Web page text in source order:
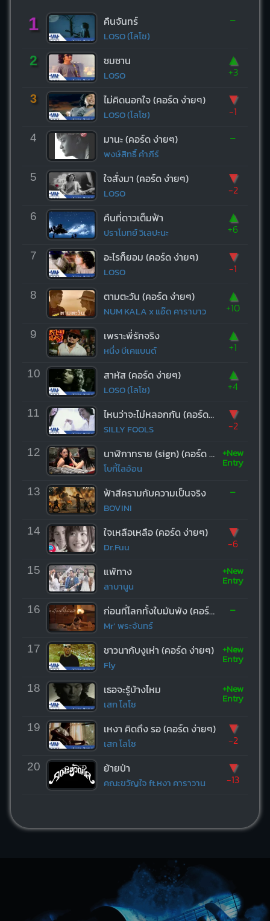
1 คืนจันทร์
LOSO (โลโซ)
-
2 ซมซาน
LOSO
▲
+3
3 ไม่คิดนอกใจ (คอร์ด ง่ายๆ)
LOSO (โลโซ)
▼
-1
4 มานะ (คอร์ด ง่ายๆ)
พงษ์สิทธิ์ คำภีร์
-
5 ใจสั่งมา (คอร์ด ง่ายๆ)
LOSO
▼
-2
6 คืนที่ดาวเต็มฟ้า
ปราโมทย์ วิเลปะนะ
▲
+6
7 อะไรก็ยอม (คอร์ด ง่ายๆ)
LOSO
▼
-1
8 ตามตะวัน (คอร์ด ง่ายๆ)
NUM KALA x แอ๊ด คาราบาว
▲
+10
9 เพราะพี่รักจริง
หนึ่ง บีเคแบนด์
▲
+1
10 สาหัส (คอร์ด ง่ายๆ)
LOSO (โลโซ)
▲
+4
11 ไหนว่าจะไม่หลอกกัน (คอร์ด ง่ายๆ)
SILLY FOOLS
▼
-2
12 นาฬิกาทราย (sign) (คอร์ด ง่ายๆ)
โบกี้ไลอ้อน
+New
Entry
13 ฟ้าสีครามกับความเป็นจริง
BOVINI
-
14 ใจเหลือเหลือ (คอร์ด ง่ายๆ)
Dr.Fuu
▼
-6
15 แพ้ทาง
ลาบานูน
+New
Entry
16 ก่อนที่โลกทั้งใบมันพัง (คอร์ด ง่ายๆ)
Mr’ พระจันทร์
-
17 ชาวนากับงูเห่า (คอร์ด ง่ายๆ)
Fly
+New
Entry
18 เธอจะรู้บ้างไหม
เสก โลโซ
+New
Entry
19 เหงา คิดถึง รอ (คอร์ด ง่ายๆ)
เสก โลโซ
▼
-2
20 ย้ายป่า
คณะขวัญใจ ft.หงา คาราวาน
▼
-13